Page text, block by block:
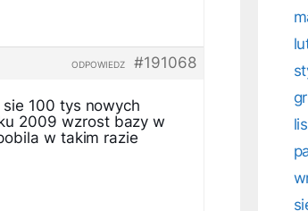
#191068
ODPOWIEDZ
100 tys nowych
2009 wzrost bazy w
w takim razie